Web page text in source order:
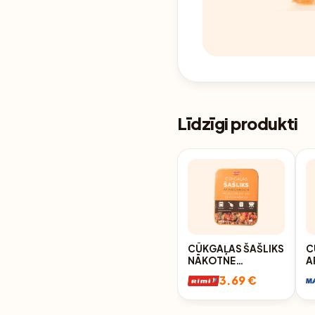
Līdzīgi produkti
CŪKGAĻAS ŠAŠLIKS
NĀKOTNE
GARŠAUGIEM 430G
3.69 €